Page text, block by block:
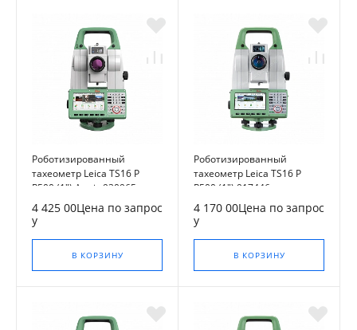
Роботизированный
тахеометр Leica TS16 P
R500 (1") Arctic 930965
4 425 00Цена по запрос
у
В КОРЗИНУ
Роботизированный
тахеометр Leica TS16 P
R500 (1") 917446
4 170 00Цена по запрос
у
В КОРЗИНУ